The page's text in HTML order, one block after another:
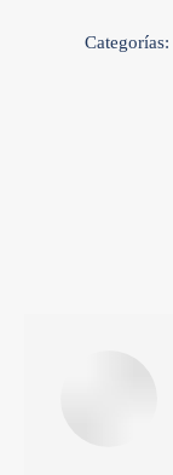
Categorías: